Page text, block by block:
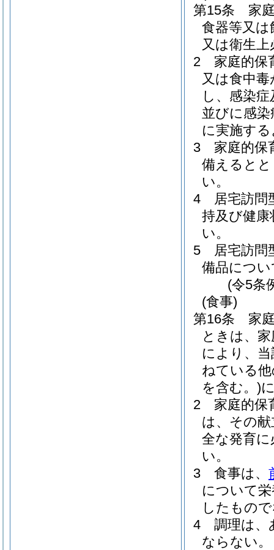
第15条
家
食器等又
又は衛生
2
家庭的保
又は食中
し、感染
並びに感
に実施す
3
家庭的保
備えると
い。
4
居宅訪問
持及び健
い。
5
居宅訪問
備品につ
(令5条
(食事)
第16条
家
ときは、
により、
ねている
を含む。)
2
家庭的保
は、その
全な発育
い。
3
食事は、
について
したもの
4
調理は、
ならない。